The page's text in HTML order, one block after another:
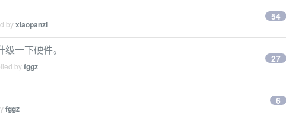
byxiaopanzi
54
一下硬件。
byfggz
27
fggz
6